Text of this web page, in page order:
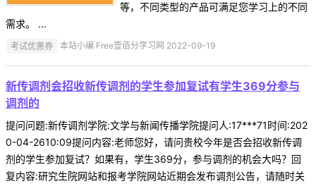
等，不同类型的产品可满足您学习上的不同
需求。 ...
考试优惠券 本站小编 Free壹佰分学习网 2022-09-19
新传调剂会招收新传调剂的学生参加复试有学生369分参与
调剂的
提问问题:新传调剂学院:文学与新闻传播学院提问人:17***71时间:202
0-04-2610:09提问内容:老师您好，请问贵校今年是否会招收新传调
剂的学生参加复试？如果有，学生369分，参与调剂的机会大吗？回
复内容:研究生院网站和报考学院网站近期会发布调剂公告，请随时关